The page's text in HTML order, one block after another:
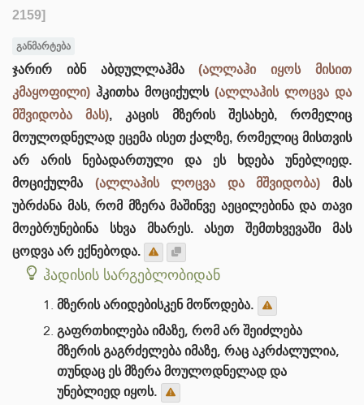
2159]
განმარტება
ჯარირ იბნ აბდულლაჰმა(ალლაჰი იყოს მისით
კმაყოფილი) ჰკითხა მოციქულს (ალლაჰის ლოცვა და
მშვიდობა მას), კაცის მზერის შესახებ, რომელიც
მოულოდნელად ეცემა ისეთ ქალზე, რომელიც მისთვის
არ არის ნებადართული და ეს ხდება უნებლიედ.
მოციქულმა (ალლაჰის ლოცვა და მშვიდობა) მას
უბრძანა მას, რომ მზერა მაშინვე აეცილებინა და თავი
მოებრუნებინა სხვა მხარეს. ასეთ შემთხვევაში მას
ცოდვა არ ექნებოდა.
ჰადისის სარგებლობიდან
მზერის არიდებისკენ მოწოდება.
გაფრთხილება იმაზე, რომ არ შეიძლება
მზერის გაგრძელება იმაზე, რაც აკრძალულია,
თუნდაც ეს მზერა მოულოდნელად და
უნებლიედ იყოს.